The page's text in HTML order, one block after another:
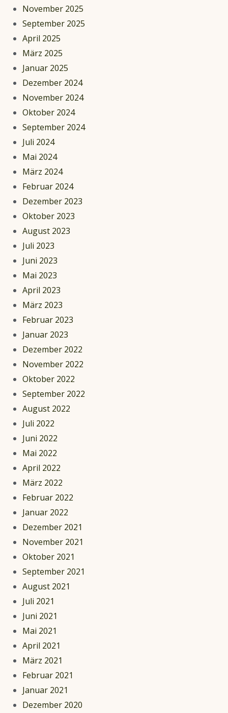
November 2025
September 2025
April 2025
März 2025
Januar 2025
Dezember 2024
November 2024
Oktober 2024
September 2024
Juli 2024
Mai 2024
März 2024
Februar 2024
Dezember 2023
Oktober 2023
August 2023
Juli 2023
Juni 2023
Mai 2023
April 2023
März 2023
Februar 2023
Januar 2023
Dezember 2022
November 2022
Oktober 2022
September 2022
August 2022
Juli 2022
Juni 2022
Mai 2022
April 2022
März 2022
Februar 2022
Januar 2022
Dezember 2021
November 2021
Oktober 2021
September 2021
August 2021
Juli 2021
Juni 2021
Mai 2021
April 2021
März 2021
Februar 2021
Januar 2021
Dezember 2020